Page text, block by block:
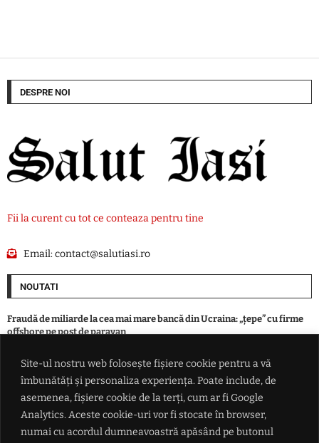
Site-ul nostru web folosește fișiere cookie pentru a vă
îmbunătăți și personaliza experiența. Poate include, de
asemenea, fișiere cookie de la terți, cum ar fi Google
Analytics. Aceste cookie-uri vor fi stocate în browser,
numai cu acordul dumneavoastră apăsând pe butonul
DESPRE NOI
Fii la curent cu tot ce conteaza pentru tine
Email:contact@salutiasi.ro
NOUTATI
Fraudă de miliarde la cea mai mare bancă din Ucraina: „țepe” cu firme
offshore pe post de paravan
O premieră: revine în forță avionul supersonic / Aeronavele de linie o să
depășească viteza sunetului, există însă un sigur „hop”
Individ din Todirești, mai presus de LEGE. O angajată a primăriei, la un
pas de viol în biroul instituției: „S-a dezbrăcat gol-pușcă”